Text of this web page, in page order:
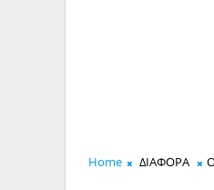
Home ΔΙΑΦΟΡΑ